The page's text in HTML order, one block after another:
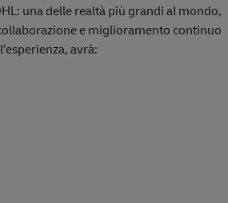
una delle realtà più grandi al mondo,
e miglioramento continuo
avrà: